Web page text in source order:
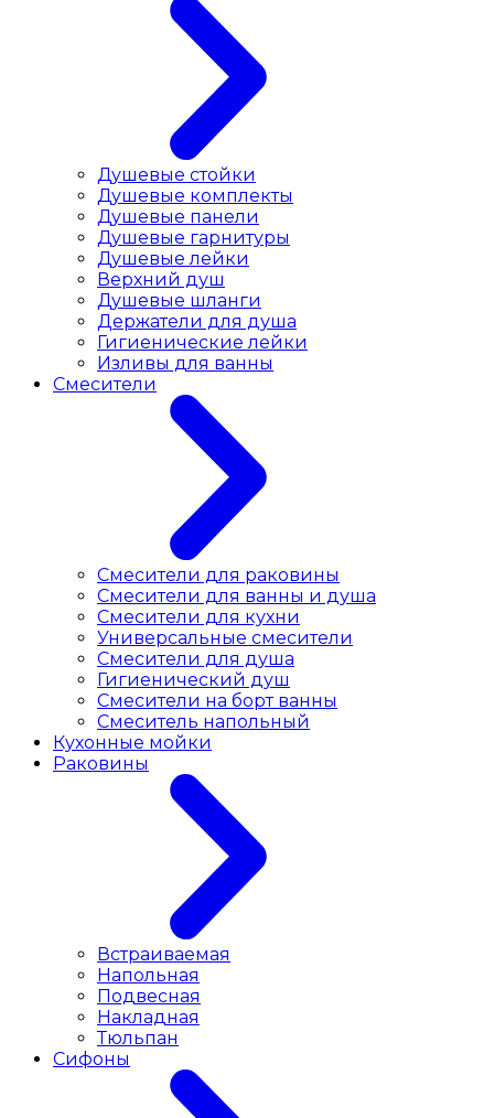
Душевые стойки
Душевые комплекты
Душевые панели
Душевые гарнитуры
Душевые лейки
Верхний душ
Душевые шланги
Держатели для душа
Гигиенические лейки
Изливы для ванны
Смесители
Смесители для раковины
Cмесители для ванны и душа
Смесители для кухни
Универсальные смесители
Смесители для душа
Гигиенический душ
Смесители на борт ванны
Смеситель напольный
Кухонные мойки
Раковины
Встраиваемая
Напольная
Подвесная
Накладная
Тюльпан
Сифоны